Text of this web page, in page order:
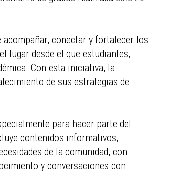
conectar y fortalecer los
lugar desde el que estudiantes,
Con esta iniciativa, la
de sus estrategias de
para hacer parte del
contenidos informativos,
de la comunidad, con
y conversaciones con